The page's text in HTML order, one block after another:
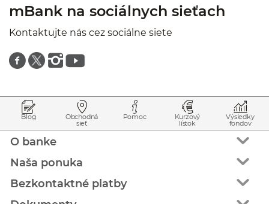
mBank na sociálnych sieťach
Kontaktujte nás cez sociálne siete
Znajdź nas na facebooku
Znajdź nas na twitterze
Znajdź nas na instagramie
Znajdź nas na youtube
Blog Obchodná
sieť
Pomoc Kurzový
lístok
Výsledky
fondov
O banke
Naša ponuka
Bezkontaktné platby